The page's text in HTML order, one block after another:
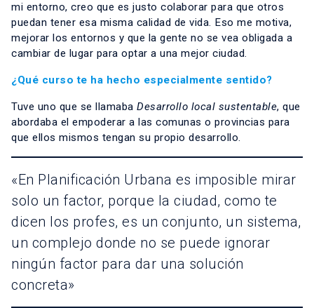
mi entorno, creo que es justo colaborar para que otros
puedan tener esa misma calidad de vida. Eso me motiva,
mejorar los entornos y que la gente no se vea obligada a
cambiar de lugar para optar a una mejor ciudad.
¿Qué curso te ha hecho especialmente sentido?
Tuve uno que se llamaba Desarrollo local sustentable, que
abordaba el empoderar a las comunas o provincias para
que ellos mismos tengan su propio desarrollo.
«En Planificación Urbana es imposible mirar
solo un factor, porque la ciudad, como te
dicen los profes, es un conjunto, un sistema,
un complejo donde no se puede ignorar
ningún factor para dar una solución
concreta»